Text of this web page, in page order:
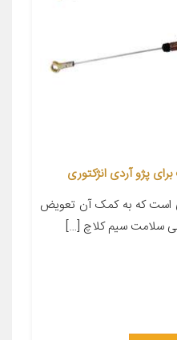
است که به کمک آن تعویض
سلامت سیم کلاچ […]